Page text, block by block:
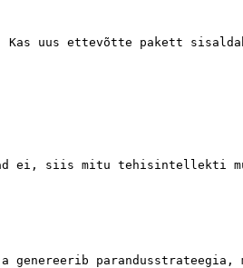
uus ettevõtte pakett
ei, siis mitu tehisintellekti
parandusstrateegia,